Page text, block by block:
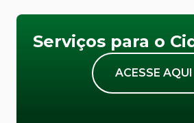
Serviços para o
ACESSE AQUI